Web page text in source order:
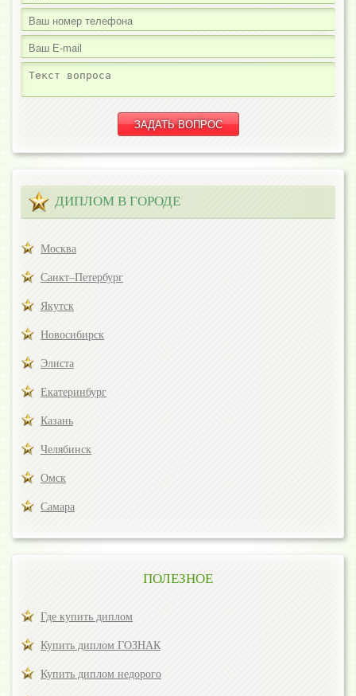
ДИПЛОМ В ГОРОДЕ
Москва
Санкт–Петербург
Якутск
Новосибирск
Элиста
Екатеринбург
Казань
Челябинск
Омск
Самара
ПОЛЕЗНОЕ
Где купить диплом
Купить диплом ГОЗНАК
Купить диплом недорого